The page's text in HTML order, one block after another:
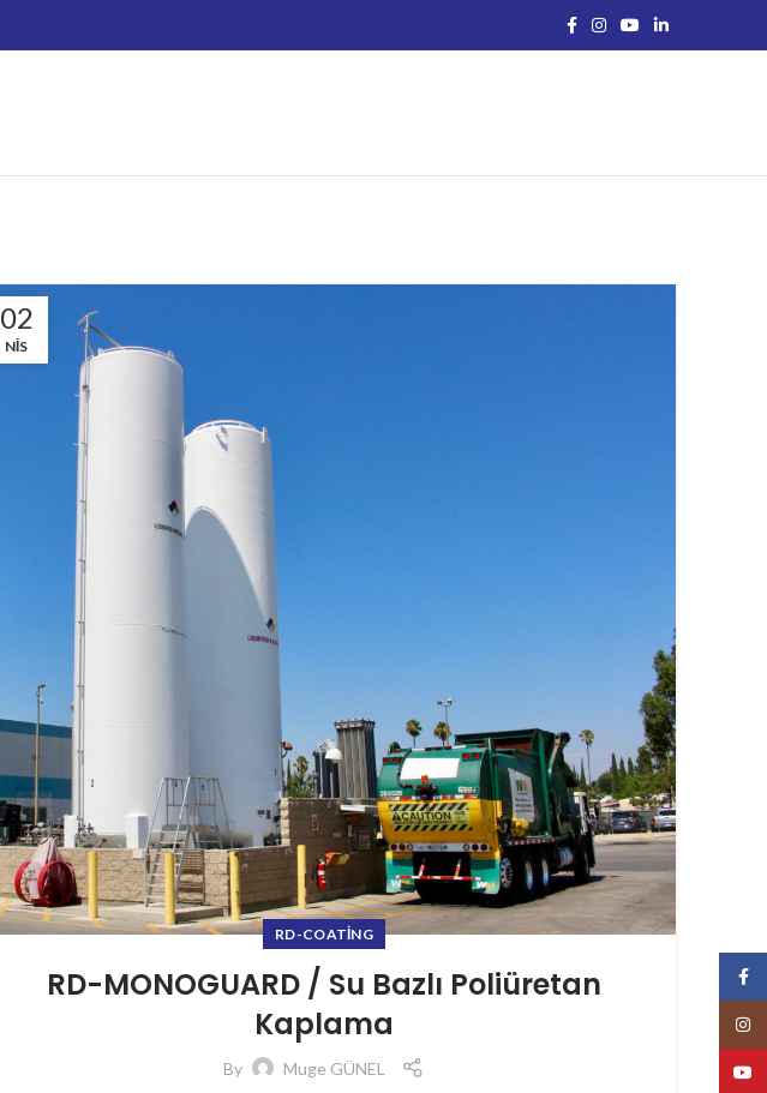
02
NIS
RD-COATING
RD-MONOGUARD / Su Bazlı Poliüretan
Kaplama
By
Muge GÜNEL